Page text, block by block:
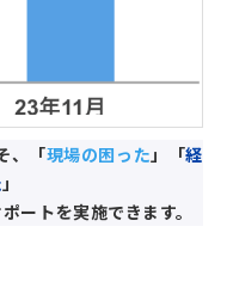
、「現場の困った 」「経
」
ートを実施できます。